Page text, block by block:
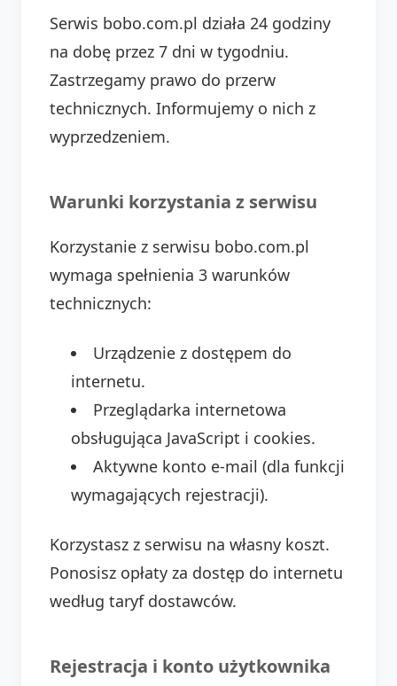
Serwis bobo.com.pl działa 24 godziny
na dobę przez 7 dni w tygodniu.
Zastrzegamy prawo do przerw
technicznych. Informujemy o nich z
wyprzedzeniem.
Warunki korzystania z serwisu
Korzystanie z serwisu bobo.com.pl
wymaga spełnienia 3 warunków
technicznych:
Urządzenie z dostępem do
internetu.
Przeglądarka internetowa
obsługująca JavaScript i cookies.
Aktywne konto e-mail (dla funkcji
wymagających rejestracji).
Korzystasz z serwisu na własny koszt.
Ponosisz opłaty za dostęp do internetu
według taryf dostawców.
Rejestracja i konto użytkownika